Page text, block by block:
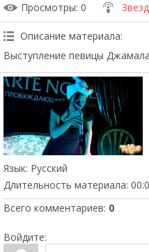
Просмотры: 0
Описание материала:
Выступление певицы
Язык: Русский
Длительность материала:
Всего комментариев: 0
Войдите: